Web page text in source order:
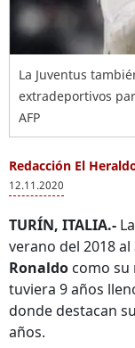
La Juventus
extradeportivos
AFP
Redacción El
12.11.2020
TURÍN, ITALIA.- La
verano del 2018
Ronaldo como su
tuviera 9 años
donde destacan
años.